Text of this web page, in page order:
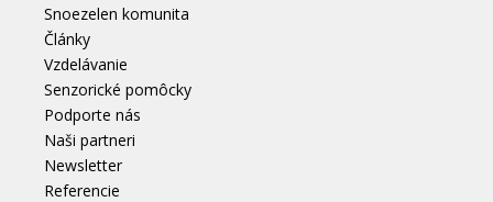
Snoezelen komunita
Články
Vzdelávanie
Senzorické pomôcky
Podporte nás
Naši partneri
Newsletter
Referencie